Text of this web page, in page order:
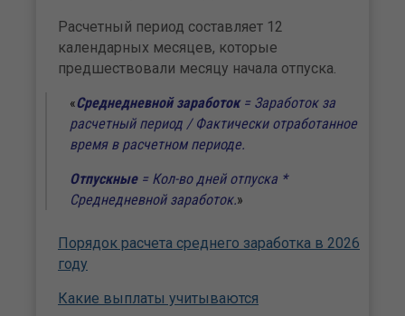
Расчетный период составляет 12
календарных месяцев, которые
предшествовали месяцу начала отпуска.
Среднедневной заработок= Заработок за
расчетный период / Фактически отработанное
время в расчетном периоде.
Отпускные= Кол-во дней отпуска *
Среднедневной заработок.
Порядок расчета среднего заработка в 2026
году
Какие выплаты учитываются